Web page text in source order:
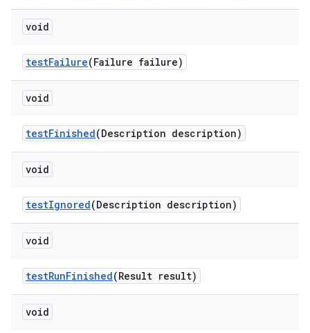
void
testFailure(Failure failure)
void
testFinished(Description description)
void
testIgnored(Description description)
void
testRunFinished(Result result)
void